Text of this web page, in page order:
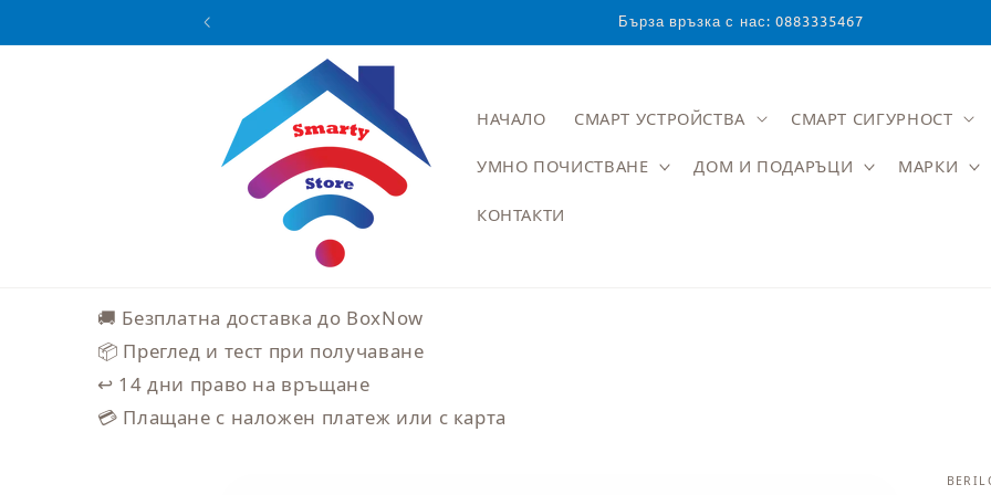
Бърза връзка с нас: 0883335467
НАЧАЛО СМАРТ УСТРОЙСТВА СМАРТ СИГУРНОСТ
УМНО ПОЧИСТВАНЕ ДОМ И ПОДАРЪЦИ МАРКИ
КОНТАКТИ
🚚 Безплатна доставка до BoxNow
📦 Преглед и тест при получаване
↩️ 14 дни право на връщане
💳 Плащане с наложен платеж или с карта